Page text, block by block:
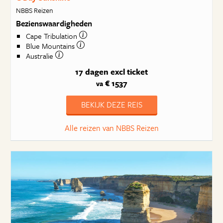
NBBS Reizen
Bezienswaardigheden
Cape Tribulation
Blue Mountains
Australie
17 dagen excl ticket
va€ 1537
BEKIJK DEZE REIS
Alle reizen van NBBS Reizen